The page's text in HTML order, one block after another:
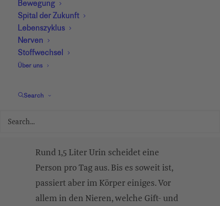
Bewegung
Spital der Zukunft
Lebenszyklus
Nerven
Stoffwechsel
Über uns
Search
Urin: Der
Botschafter der
Nieren
die Nieren herausgefiltert haben. Wird er
Rund 1,5 Liter Urin scheidet eine
Person pro Tag aus. Bis es soweit ist,
passiert aber im Körper einiges. Vor
allem in den Nieren, welche Gift- und